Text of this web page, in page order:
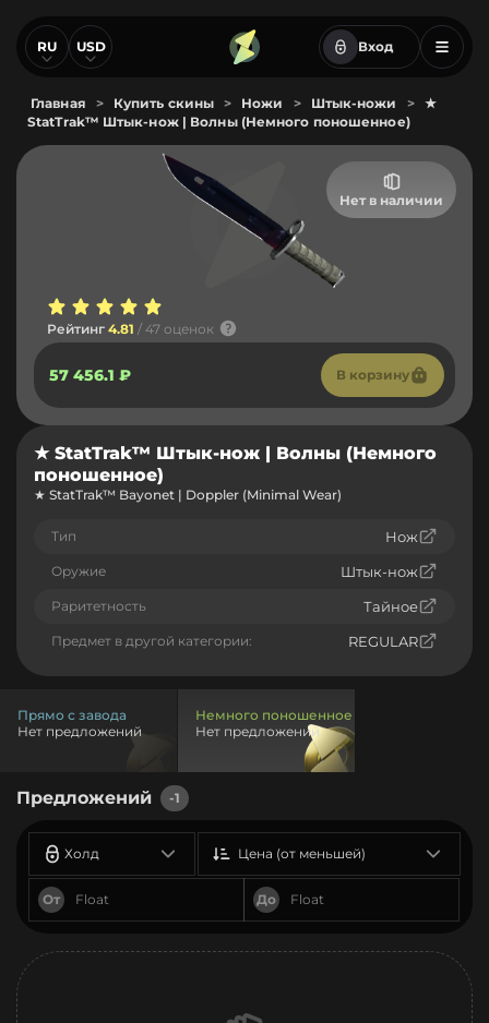
RU USD Вход
Главная > Купить скины > Ножи > Штык-ножи >
★
StatTrak™ Штык-нож | Волны (Немного поношенное)
Нет в наличии
Рейтинг 4.81 / 47 оценок
57 456.1 ₽ В корзину
★ StatTrak™ Штык-нож | Волны (Немного
поношенное)
★ StatTrak™ Bayonet | Doppler (Minimal Wear)
Тип Нож
Оружие Штык-нож
Раритетность Тайное
Предмет в другой категории: REGULAR
Прямо с завода
Нет предложений
Немного поношенное
Нет предложений
Предложений -1
Холд
От До
Цена (от меньшей)